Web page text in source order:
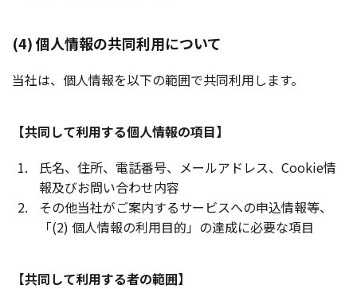
(4) 個人情報の共同利用について
当社は、個人情報を以下の範囲で共同利用します。
【共同して利用する個人情報の項目】
氏名、住所、電話番号、メールアドレス、Cookie情
報及びお問い合わせ内容
その他当社がご案内するサービスへの申込情報等、
「(2) 個人情報の利用目的」の達成に必要な項目
【共同して利用する者の範囲】